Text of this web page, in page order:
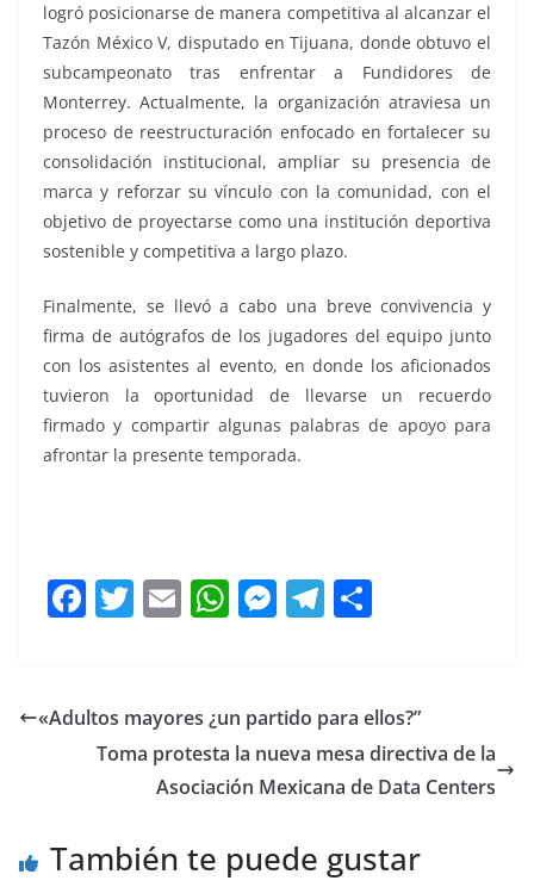
logró posicionarse de manera competitiva al alcanzar el
Tazón México V, disputado en Tijuana, donde obtuvo el
subcampeonato tras enfrentar a Fundidores de
Monterrey. Actualmente, la organización atraviesa un
proceso de reestructuración enfocado en fortalecer su
consolidación institucional, ampliar su presencia de
marca y reforzar su vínculo con la comunidad, con el
objetivo de proyectarse como una institución deportiva
sostenible y competitiva a largo plazo.
Finalmente, se llevó a cabo una breve convivencia y
firma de autógrafos de los jugadores del equipo junto
con los asistentes al evento, en donde los aficionados
tuvieron la oportunidad de llevarse un recuerdo
firmado y compartir algunas palabras de apoyo para
afrontar la presente temporada.
F
e
b
k
T
er
E
l
W
s
A
p
M
e
n
g
T
gr
a
m
p
ar
tir
«Adultos mayores ¿un partido para ellos?”
Toma protesta la nueva mesa directiva de la
Asociación Mexicana de Data Centers
También te puede gustar